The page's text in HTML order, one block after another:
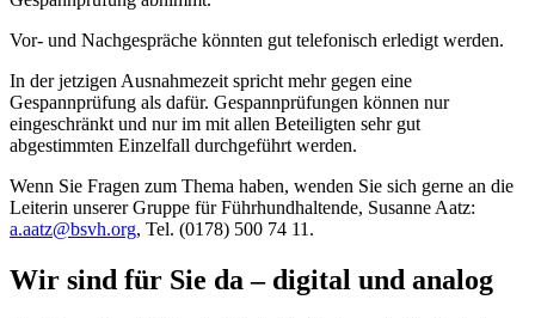
Vor- und Nachgespräche könnten gut telefonisch erledigt werden.
In der jetzigen Ausnahmezeit spricht mehr gegen eine
Gespannprüfung als dafür. Gespannprüfungen können nur
eingeschränkt und nur im mit allen Beteiligten sehr gut
abgestimmten Einzelfall durchgeführt werden.
Wenn Sie Fragen zum Thema haben, wenden Sie sich gerne an die
Leiterin unserer Gruppe für Führhundhaltende, Susanne Aatz:
a.aatz@bsvh.org, Tel. (0178) 500 74 11.
Wir sind für Sie da – digital und analog